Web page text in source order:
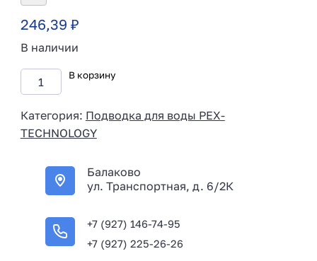
246,39 ₽
В наличии
В корзину
Категория: Подводка для воды PEX-
TECHNOLOGY
Балаково
ул. Транспортная, д. 6/2К
+7 (927) 146-74-95
+7 (927) 225-26-26